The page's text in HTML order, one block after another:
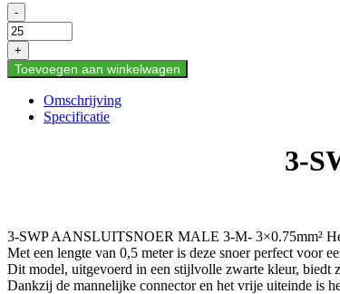
3-
SWP
AANSLUITSNOER
MALE
3-
3×0.75mm²
aantal
-
+
Toevoegen aan winkelwagen
Omschrijving
Specificatie
3-
3-SWP AANSLUITSNOER MALE 3-M- 3×0.75mm² Het
Met een lengte van 0,5 meter is deze snoer perfect voor
Dit model, uitgevoerd in een stijlvolle zwarte kleur, biedt
Dankzij de mannelijke connector en het vrije uiteinde is